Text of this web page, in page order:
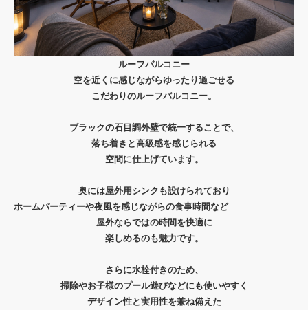
ルーフバルコニー
空を近くに感じながらゆったり過ごせる
こだわりのルーフバルコニー。
ブラックの石目調外壁で統一することで、
落ち着きと高級感を感じられる
空間に仕上げています。
奥には屋外用シンクも設けられており
ホームパーティーや夜風を感じながらの食事時間など
屋外ならではの時間を快適に
楽しめるのも魅力です。
さらに水栓付きのため、
掃除やお子様のプール遊びなどにも使いやすく
デザイン性と実用性を兼ね備えた